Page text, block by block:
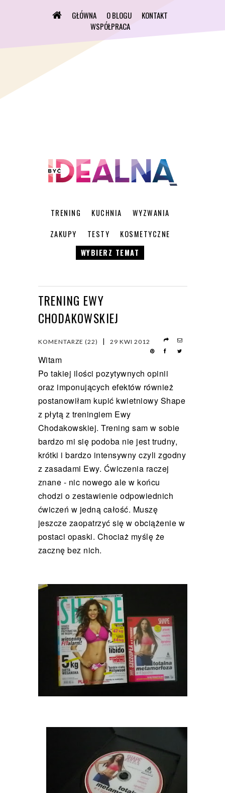
GŁÓWNA O BLOGU
KONTAKT
WSPÓŁPRACA
TRENING KUCHNIA
WYZWANIA
ZAKUPY
TESTY
KOSMETYCZNE
WYBIERZ TEMAT
TRENING EWY
CHODAKOWSKIEJ
KOMENTARZE (22) | 29 KWI 2012
Witam
Po takiej ilości pozytywnych opinii
oraz imponujących efektów również
postanowiłam kupić kwietniowy Shape
z płytą z treningiem Ewy
Chodakowskiej. Trening sam w sobie
bardzo mi się podoba nie jest trudny,
krótki i bardzo intensywny czyli zgodny
z zasadami Ewy. Ćwiczenia raczej
znane - nic nowego ale w końcu
chodzi o zestawienie odpowiednich
ćwiczeń w jedną całość. Muszę
jeszcze zaopatrzyć się w obciążenie w
postaci opaski. Chociaż myślę że
zacznę bez nich.